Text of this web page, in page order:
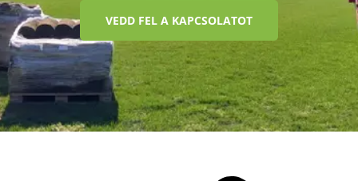
VEDD FEL A KAPCSOLATOT